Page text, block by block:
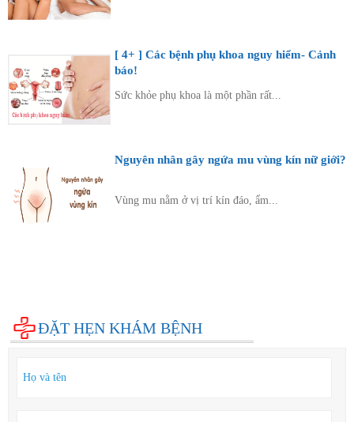
[ 4+ ] Các bệnh phụ khoa nguy hiểm- Cảnh
báo!
Sức khỏe phụ khoa là một phần rất...
Nguyên nhân gây ngứa mu vùng kín nữ giới?
Vùng mu nằm ở vị trí kín đáo, ẩm...
ĐẶT HẸN KHÁM BỆNH